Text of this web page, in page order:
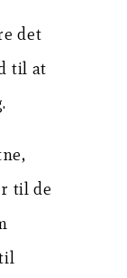
det
til at
til de